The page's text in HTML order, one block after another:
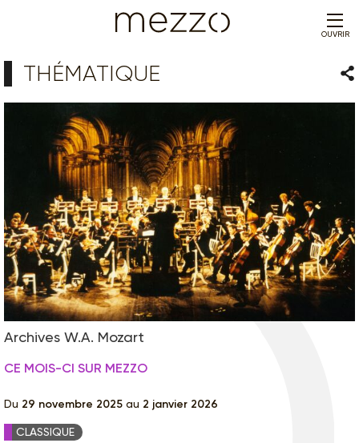
OUVRIR
THÉMATIQUE
Archives W.A. Mozart
CE MOIS-CI SUR MEZZO
Du 29 novembre 2025 au 2 janvier 2026
CLASSIQUE